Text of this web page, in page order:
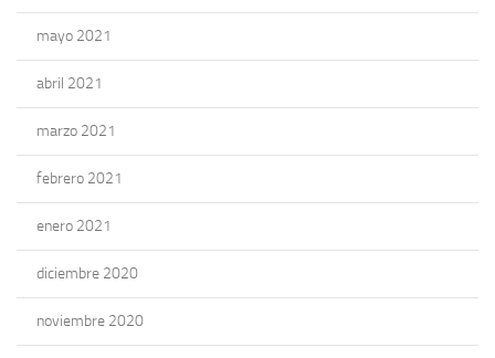
mayo 2021
abril 2021
marzo 2021
febrero 2021
enero 2021
diciembre 2020
noviembre 2020